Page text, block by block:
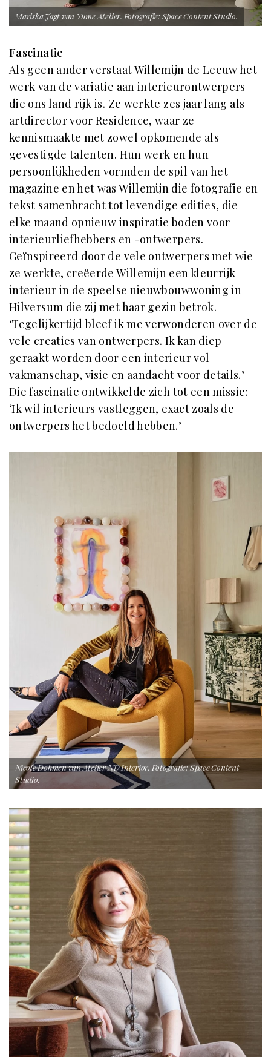
Mariska Jagt van Yume Atelier. Fotografie: Space Content Studio.
Fascinatie
Als geen ander verstaat Willemijn de Leeuw het
werk van de variatie aan interieurontwerpers
die ons land rijk is. Ze werkte zes jaar lang als
artdirector voor Residence, waar ze
kennismaakte met zowel opkomende als
gevestigde talenten. Hun werk en hun
persoonlijkheden vormden de spil van het
magazine en het was Willemijn die fotografie en
tekst samenbracht tot levendige edities, die
elke maand opnieuw inspiratie boden voor
interieurliefhebbers en -ontwerpers.
Geïnspireerd door de vele ontwerpers met wie
ze werkte, creëerde Willemijn een kleurrijk
interieur in de speelse nieuwbouwwoning in
Hilversum die zij met haar gezin betrok.
‘Tegelijkertijd bleef ik me verwonderen over de
vele creaties van ontwerpers. Ik kan diep
geraakt worden door een interieur vol
vakmanschap, visie en aandacht voor details.’
Die fascinatie ontwikkelde zich tot een missie:
‘Ik wil interieurs vastleggen, exact zoals de
ontwerpers het bedoeld hebben.’
Nicole Dohmen van Atelier ND Interior. Fotografie: Space Content
Studio.